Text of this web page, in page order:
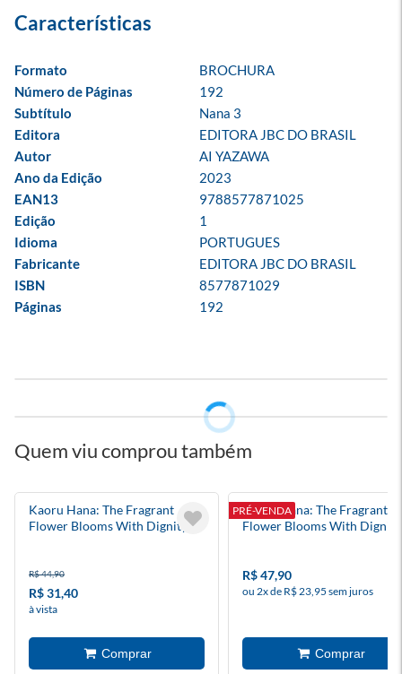
Formato
BROCHURA
Número de Páginas
192
Subtítulo
Nana 3
Editora
EDITORA JBC DO BRASIL
Autor
AI YAZAWA
Ano da Edição
2023
EAN13
9788577871025
Edição
1
Idioma
PORTUGUES
Fabricante
EDITORA JBC DO BRASIL
ISBN
8577871029
Páginas
192
Quem viu comprou também
Kaoru Hana: The Fragrant
Flower Blooms With Dignity 4
R$ 44,90
R$ 31,40
à vista
PRÉ-VENDA
Kaoru Hana: The Fragrant
Flower Blooms With
R$ 47,90
ou 2x de R$ 23,95 sem juros